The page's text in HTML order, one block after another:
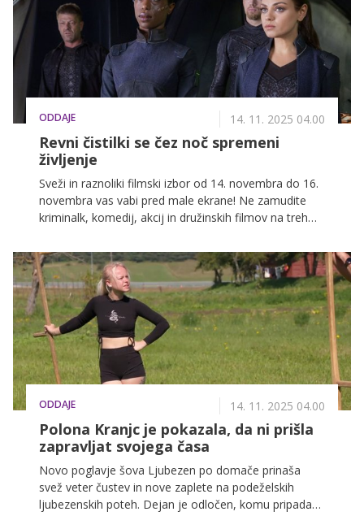
ODDAJE 14. 11. 2025 04.00
Revni čistilki se čez noč spremeni
življenje
Sveži in raznoliki filmski izbor od 14. novembra do 16.
novembra vas vabi pred male ekrane! Ne zamudite
kriminalk, komedij, akcij in družinskih filmov na treh
POP TV, Kanal A in KINO.
ODDAJE 14. 11. 2025 04.00
Polona Kranjc je pokazala, da ni prišla
zapravljat svojega časa
Novo poglavje šova Ljubezen po domače prinaša
svež veter čustev in nove zaplete na podeželskih
ljubezenskih poteh. Dejan je odločen, komu pripada